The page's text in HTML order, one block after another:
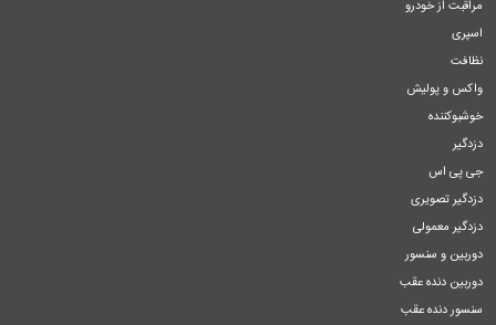
مراقبت از خودرو
اسپری
نظافت
واکس و پولیش
خوشبوکننده
دزدگیر
جی پی اس
دزدگیر تصویری
دزدگیر معمولی
دوربین و سنسور
دوربین دنده عقب
سنسور دنده عقب